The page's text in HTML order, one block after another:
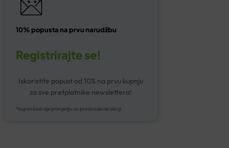
10% popusta na prvu narudžbu
Registrirajte se!
Iskoristite popust od 10% na prvu kupnju
za sve pretplatnike newslettera!
*kupon kod nije primjenjiv za proizvode na akciji